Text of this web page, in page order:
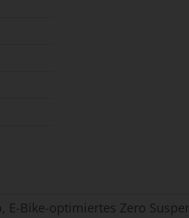
E-Bike-optimiertes Zero